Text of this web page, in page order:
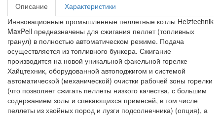
Описание
Характеристики
Иннвовационные промышленные пеллетные котлы Heiztechnik
MaxPell предназначены для сжигания пеллет (топливных
гранул) в полностью автоматическом режиме. Подача
осуществляется из топливного бункера. Сжигание
производится на новой уникальной факельной горелке
Хайцтехник, оборудованной автоподжигом и системой
автоматической (механической) очистки рабочей зоны горелки
(что позволяет сжигать пеллеты низкого качества, с большим
содержанием золы и спекающихся примесей, в том числе
пеллеты из хвойных пород и лузги подсолнечника) (опция), а